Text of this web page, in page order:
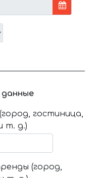
гостиница,
т. д.)
(город,